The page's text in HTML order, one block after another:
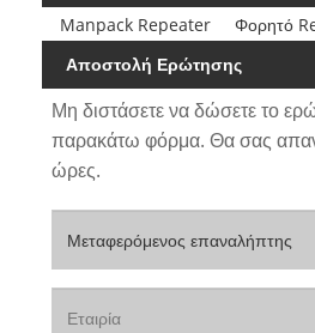
Manpack Repeater
Φορητό
Αποστολή Ερώτησης
Μη διστάσετε να δώσετε το
παρακάτω φόρμα. Θα σας
ώρες.